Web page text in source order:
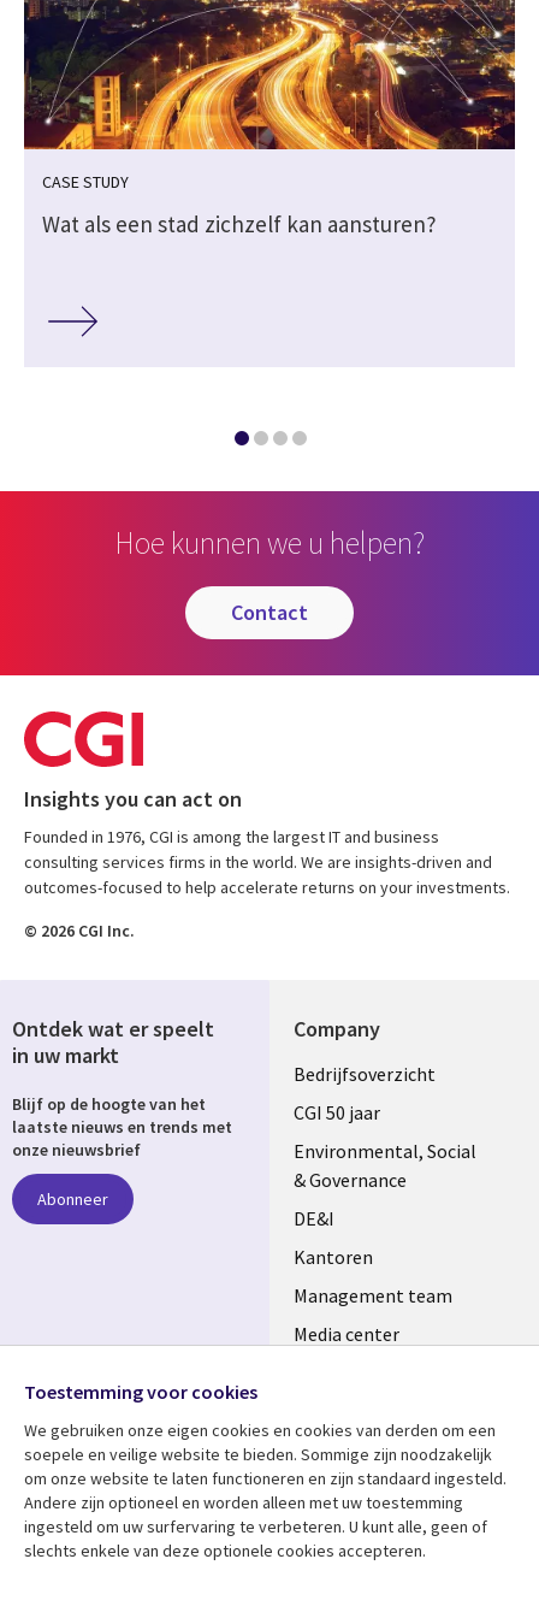
CASE STUDY
Wat als een stad zichzelf kan aansturen?
Hoe kunnen we u helpen?
contact
Insights you can act on
Founded in 1976, CGI is among the largest IT and business
consulting services firms in the world. We are insights-driven and
outcomes-focused to help accelerate returns on your investments.
© 2026 CGI Inc.
Company
Useful
links
NETHERLANDS
Bedrijfsoverzicht
CGI 50 jaar
Environmental, Social
& Governance
DE&I
Kantoren
Management team
Media center
Bekijk meer
Library
Artikelen
Support
Legal
Disclaimer
Ontdek wat er speelt
in uw markt
Blijf op de hoogte van het
laatste nieuws en trends met
onze nieuwsbrief
Abonneer
Media
NETHERLANDS
Toestemming voor cookies
We gebruiken onze eigen cookies en cookies van derden om een ​​
soepele en veilige website te bieden. Sommige zijn noodzakelijk
om onze website te laten functioneren en zijn standaard ingesteld.
Andere zijn optioneel en worden alleen met uw toestemming
ingesteld om uw surfervaring te verbeteren. U kunt alle, geen of
slechts enkele van deze optionele cookies accepteren.